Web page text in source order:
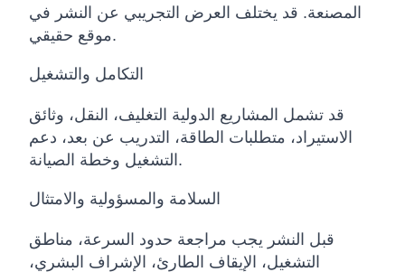
المصنعة. قد يختلف العرض التجريبي عن النشر في
موقع حقيقي.
التكامل والتشغيل
قد تشمل المشاريع الدولية التغليف، النقل، وثائق
الاستيراد، متطلبات الطاقة، التدريب عن بعد، دعم
التشغيل وخطة الصيانة.
السلامة والمسؤولية والامتثال
قبل النشر يجب مراجعة حدود السرعة، مناطق
التشغيل، الإيقاف الطارئ، الإشراف البشري،